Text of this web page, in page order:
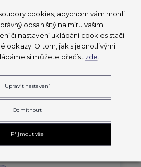
zemí EU se
během
13:30 – 15:30 navštíví
cookies, abychom vám mohli
obsah šitý na míru vašim
či nastavení ukládání cookies stačí
odkazy. O tom, jak s jednotlivými
si můžete přečíst zde
Upravit nastavení
Odmítnout
Přijmout vše